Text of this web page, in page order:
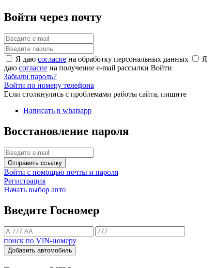
Войти через почту
Я даю согласие на обработку персональных данных
Я
даю согласие на получение e-mail рассылки Войти
Забыли пароль?
Войти по номеру телефона
Если столкнулись с проблемами работы сайта, пишите
Написать в whatsapp
Восстановление пароля
Отправить ссылку
Войти с помощью почты и пароля
Регистрация
Начать выбор авто
Введите Госномер
поиск по VIN-номеру
Добавить автомобиль